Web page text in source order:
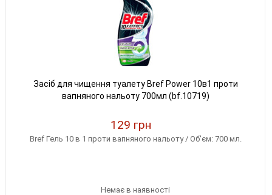
Засіб для чищення туалету Bref Power 10в1 проти
вапняного нальоту 700мл (bf.10719)
129 грн
Bref Гель 10 в 1 проти вапняного нальоту / Об'єм: 700 мл.
Немає в наявності